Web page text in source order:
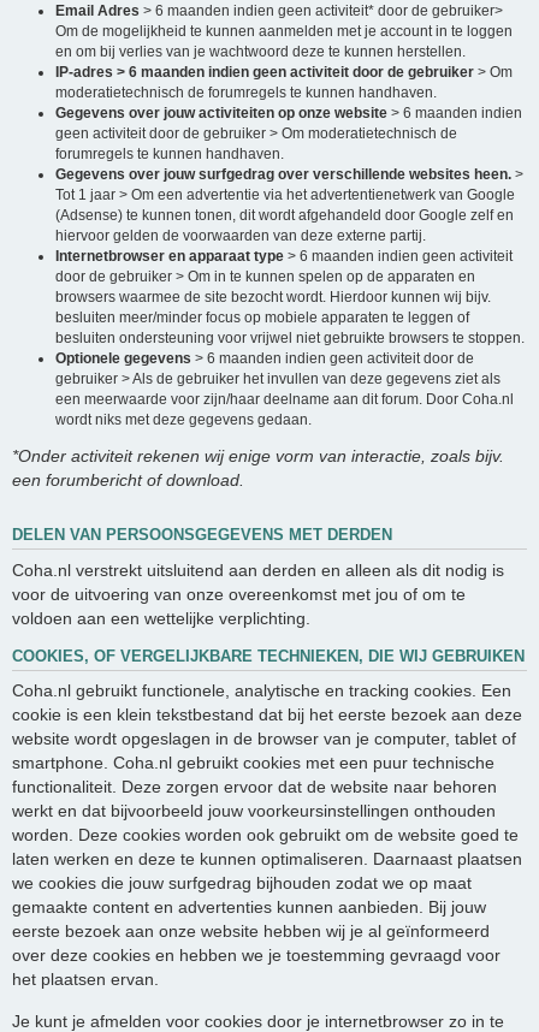
Email Adres > 6 maanden indien geen activiteit* door de gebruiker>
Om de mogelijkheid te kunnen aanmelden met je account in te loggen
en om bij verlies van je wachtwoord deze te kunnen herstellen.
IP-adres > 6 maanden indien geen activiteit door de gebruiker > Om
moderatietechnisch de forumregels te kunnen handhaven.
Gegevens over jouw activiteiten op onze website > 6 maanden indien
geen activiteit door de gebruiker > Om moderatietechnisch de
forumregels te kunnen handhaven.
Gegevens over jouw surfgedrag over verschillende websites heen. >
Tot 1 jaar > Om een advertentie via het advertentienetwerk van Google
(Adsense) te kunnen tonen, dit wordt afgehandeld door Google zelf en
hiervoor gelden de voorwaarden van deze externe partij.
Internetbrowser en apparaat type > 6 maanden indien geen activiteit
door de gebruiker > Om in te kunnen spelen op de apparaten en
browsers waarmee de site bezocht wordt. Hierdoor kunnen wij bijv.
besluiten meer/minder focus op mobiele apparaten te leggen of
besluiten ondersteuning voor vrijwel niet gebruikte browsers te stoppen.
Optionele gegevens > 6 maanden indien geen activiteit door de
gebruiker > Als de gebruiker het invullen van deze gegevens ziet als
een meerwaarde voor zijn/haar deelname aan dit forum. Door Coha.nl
wordt niks met deze gegevens gedaan.
*Onder activiteit rekenen wij enige vorm van interactie, zoals bijv.
een forumbericht of download.
DELEN VAN PERSOONSGEGEVENS MET DERDEN
Coha.nl verstrekt uitsluitend aan derden en alleen als dit nodig is
voor de uitvoering van onze overeenkomst met jou of om te
voldoen aan een wettelijke verplichting.
COOKIES, OF VERGELIJKBARE TECHNIEKEN, DIE WIJ GEBRUIKEN
Coha.nl gebruikt functionele, analytische en tracking cookies. Een
cookie is een klein tekstbestand dat bij het eerste bezoek aan deze
website wordt opgeslagen in de browser van je computer, tablet of
smartphone. Coha.nl gebruikt cookies met een puur technische
functionaliteit. Deze zorgen ervoor dat de website naar behoren
werkt en dat bijvoorbeeld jouw voorkeursinstellingen onthouden
worden. Deze cookies worden ook gebruikt om de website goed te
laten werken en deze te kunnen optimaliseren. Daarnaast plaatsen
we cookies die jouw surfgedrag bijhouden zodat we op maat
gemaakte content en advertenties kunnen aanbieden. Bij jouw
eerste bezoek aan onze website hebben wij je al geïnformeerd
over deze cookies en hebben we je toestemming gevraagd voor
het plaatsen ervan.
Je kunt je afmelden voor cookies door je internetbrowser zo in te